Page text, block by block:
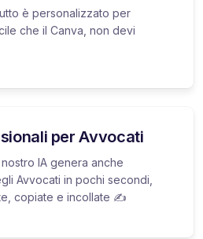
è personalizzato per
che il Canva, non devi
per Avvocati
IA genera anche
Avvocati in pochi secondi,
copiate e incollate ✍️